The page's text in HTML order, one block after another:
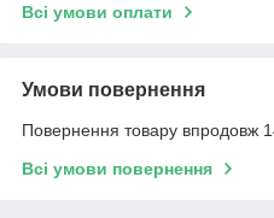
Всі умови оплати
Умови повернення
Повернення товару впродовж
Всі умови повернення